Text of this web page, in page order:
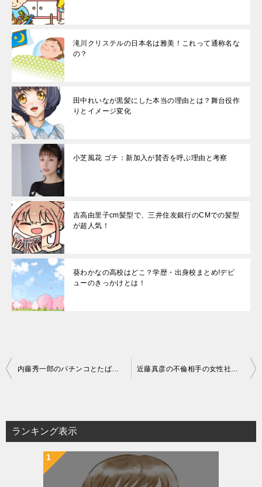
滝川クリステルの日本名は雅美！これって通称名な
の？
田中れいなが黒髪にした本当の理由とは？舞台役作
りとイメージ変化
小芝風花 ゴチ：新加入が賛否を呼ぶ理由と考察
吉高由里子cm髪型で、三井住友銀行のCMでの髪型
が超人気！
葵わかなの高校はどこ？学歴・出身校まとめ!デビ
ューのきっかけとは！
投
ビ
ゲ
内藤秀一郎のパチンコとたばこ疑惑炎上!ヒーローへの世間評価が! 近藤真彦の不倫相手の女性社長A子とは誰？五年に渡る不倫
ランキング表示